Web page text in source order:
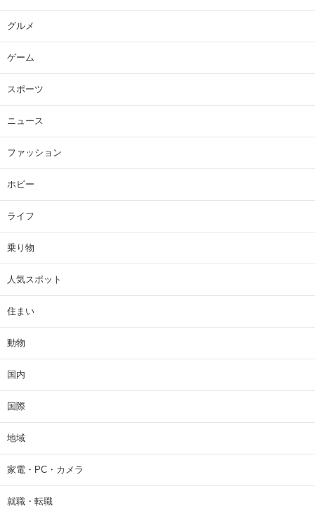
グルメ
ゲーム
スポーツ
ニュース
ファッション
ホビー
ライフ
乗り物
人気スポット
住まい
動物
国内
国際
地域
家電・PC・カメラ
就職・転職